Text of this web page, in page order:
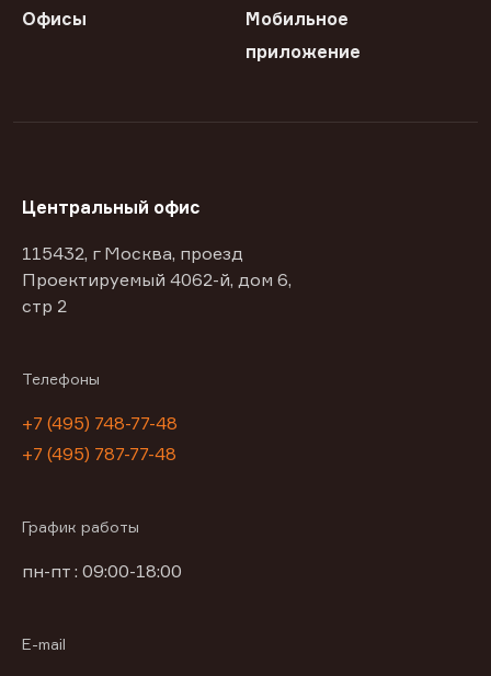
Офисы
Мобильное
приложение
Центральный офис
115432, г Москва, проезд
Проектируемый 4062-й, дом 6,
стр 2
Телефоны
+7 (495) 748-77-48
+7 (495) 787-77-48
График работы
пн-пт : 09:00-18:00
E-mail